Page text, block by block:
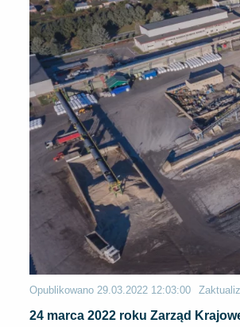
Opublikowano 29.03.2022 12:03:00
24 marca 2022 roku Zarząd